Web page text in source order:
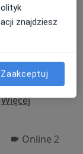
Więcej
Online 2
znajdziesz
Zaakceptuj